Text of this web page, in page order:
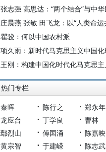
瞿骏：何以中国农村派
热门专栏
秦晖 陈行之
郑永年
龙应台
丁学良
曹林
鄢烈山
傅国涌
陈嘉映
黄宗智
于建嵘
陈志武